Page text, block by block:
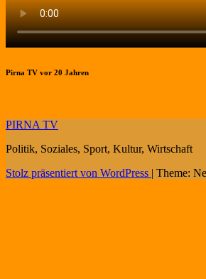
Pirna TV vor 20 Jahren
PIRNA TV
Politik, Soziales, Sport, Kultur, Wirtschaft
Stolz präsentiert von WordPress | Theme: